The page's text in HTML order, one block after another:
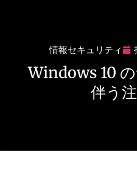
情報セキュリティ
Windows 10
伴う